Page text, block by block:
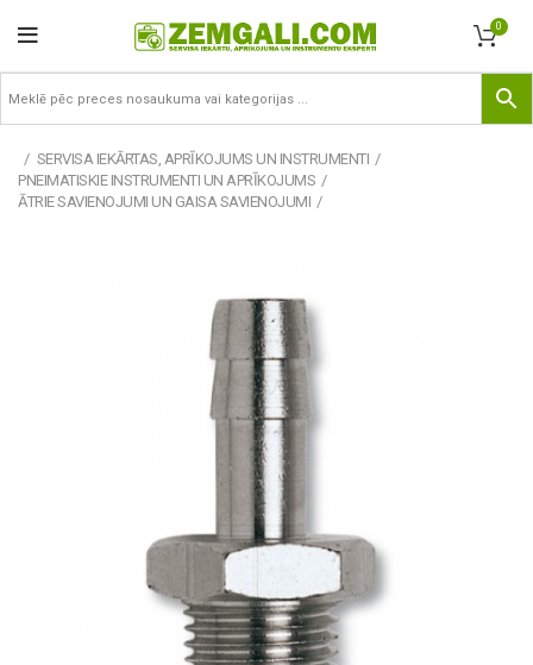
0
SERVISA IEKĀRTAS, APRĪKOJUMS UN INSTRUMENTI
PNEIMATISKIE INSTRUMENTI UN APRĪKOJUMS
ĀTRIE SAVIENOJUMI UN GAISA SAVIENOJUMI